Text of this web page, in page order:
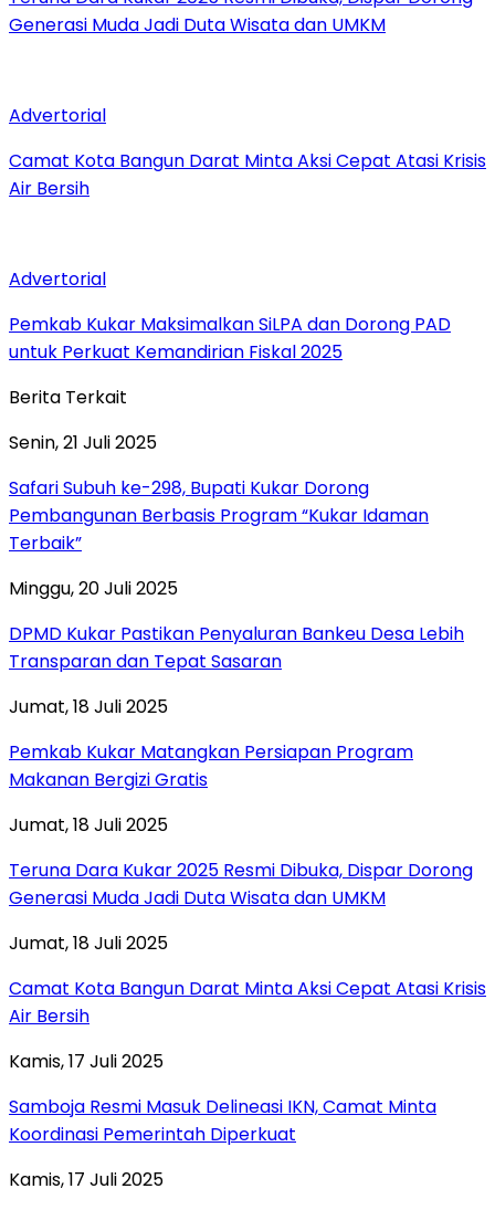
Generasi Muda Jadi Duta Wisata dan UMKM
Advertorial
Camat Kota Bangun Darat Minta Aksi Cepat Atasi Krisis
Air Bersih
Advertorial
Pemkab Kukar Maksimalkan SiLPA dan Dorong PAD
untuk Perkuat Kemandirian Fiskal 2025
Berita Terkait
Senin, 21 Juli 2025
Safari Subuh ke-298, Bupati Kukar Dorong
Pembangunan Berbasis Program “Kukar Idaman
Terbaik”
Minggu, 20 Juli 2025
DPMD Kukar Pastikan Penyaluran Bankeu Desa Lebih
Transparan dan Tepat Sasaran
Jumat, 18 Juli 2025
Pemkab Kukar Matangkan Persiapan Program
Makanan Bergizi Gratis
Jumat, 18 Juli 2025
Teruna Dara Kukar 2025 Resmi Dibuka, Dispar Dorong
Generasi Muda Jadi Duta Wisata dan UMKM
Jumat, 18 Juli 2025
Camat Kota Bangun Darat Minta Aksi Cepat Atasi Krisis
Air Bersih
Kamis, 17 Juli 2025
Samboja Resmi Masuk Delineasi IKN, Camat Minta
Koordinasi Pemerintah Diperkuat
Kamis, 17 Juli 2025